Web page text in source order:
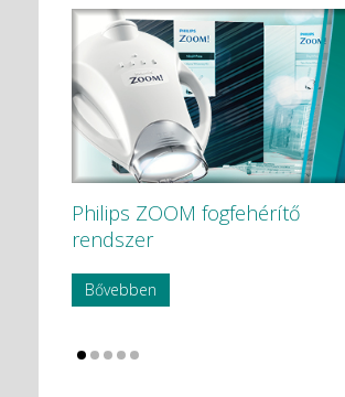
HYCARE
Hygenic
Intensív
Ivoclar Vivadent
KAVO
KaVo Kerr
KerrEndo
KerrHawe SA
KETTENBACH GmbH & Co. KG.
KODAK
KODAK Carestream
KOMET
Korea Dental Solution Co., Ltd.
Kovácsházi
LARIDENT S.r.l.
Philips ZOOM fogfehérítő
rendszer
Bővebben